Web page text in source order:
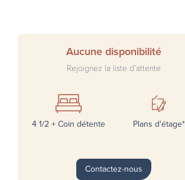
Aucune disponibilité
Rejoignez la liste d’attente
4 1/2 + Coin détente Plans d'étage*
Contactez-nous